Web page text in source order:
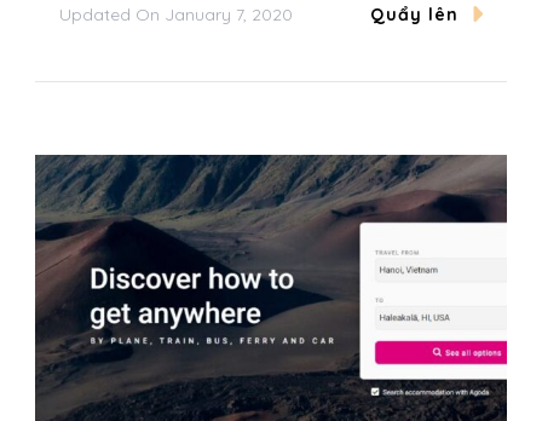
Updated On January 7, 2020 Quẩy lên